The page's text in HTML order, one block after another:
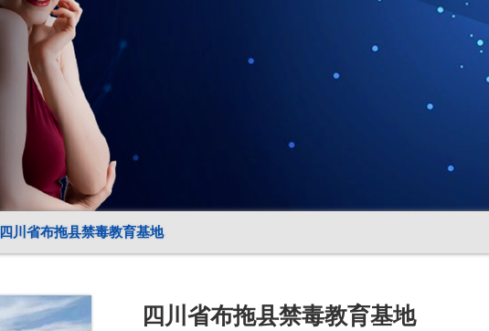
四川省布拖县禁毒教育基地
四川省布拖县禁毒教育基地